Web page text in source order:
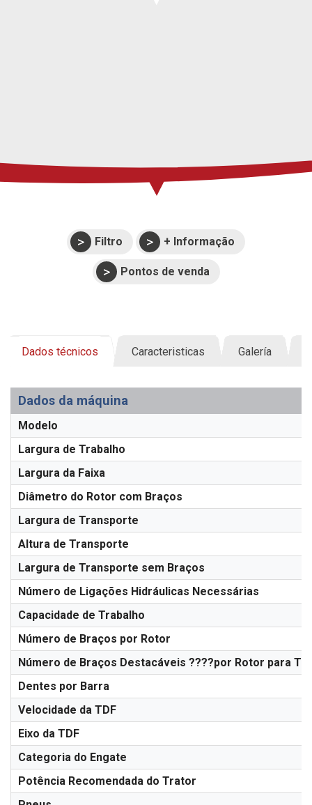
Filtro + Informação
Pontos de venda
Dados técnicos Caracteristicas Galería
Dados da máquina
Modelo
Largura de Trabalho
Largura da Faixa
Diâmetro do Rotor com Braços
Largura de Transporte
Altura de Transporte
Largura de Transporte sem Braços
Número de Ligações Hidráulicas Necessárias
Capacidade de Trabalho
Número de Braços por Rotor
Número de Braços Destacáveis ????por Rotor para
Dentes por Barra
Velocidade da TDF
Eixo da TDF
Categoria do Engate
Potência Recomendada do Trator